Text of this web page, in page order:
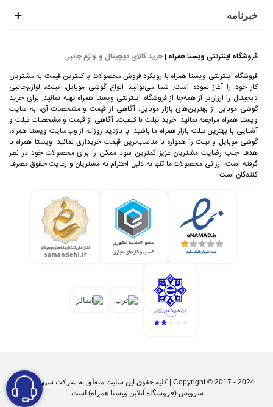
خبرنامه
فروشگاه اینترنتی ویستا همراه |خرید کالای دیجیتال و لوازم جانبی
فروشگاه اینترنتی ویستا همراه با رویکرد فروش محصولات با کمترین قیمت به مشتریان
کار خود را آغاز نموده است. شما می‌توانید انواع گوشی موبایل، تبلت، لوازم‌جانبی
دیجیتال را ارزان‌تر از همه‌جا از فروشگاه اینترنتی ویستا همراه تهیه نمائید. برای خرید
گوشی موبایل از بهترین‌های بازار موبایل، آگاهی از قیمت و مشخصات آن، به ‌سایت
ویستا همراه مراجعه نمائید. خرید تبلت با کیفیت، آگاهی از قیمت و مشخصات تبلت و
آشنایی با بهترین تبلت بازار همراه ما باشید. با بازدید روزانه از وب‌سایت ویستا همراه،
گوشی موبایل و تبلت را همواره با مناسب‌ترین قیمت خریداری نمائید. ویستا همراه با
هدف جلب رضایت مشتریان عزیز کمترین سود ممکن را برای محصولات خود در نظر
گرفته است. ارزانی محصولات ما تنها به دلیل احترام به مشتریان و رعایت حقوق مصرف
کنندگان است.
Copyright © 2017 - 2024 | کليه حقوق اين سايت متعلق به شرکت سپهر پارس
سرویس (فروشگاه آنلاین ویستا همراه) است.